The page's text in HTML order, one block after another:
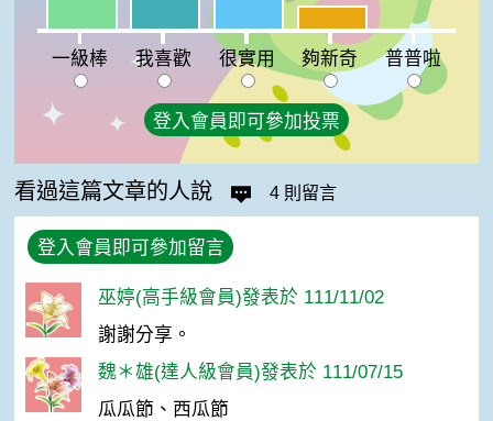
夠新奇:11%
普普啦:0%
一級棒 我喜歡 很實用 夠新奇 普普啦
登入會員即可參加投票
看過這篇文章的人說 4 則留言
登入會員即可參加留言
巫婷(高手級會員)發表於 111/11/02
謝謝分享。
魏＊雄(達人級會員)發表於 111/07/15
瓜瓜節、西瓜節